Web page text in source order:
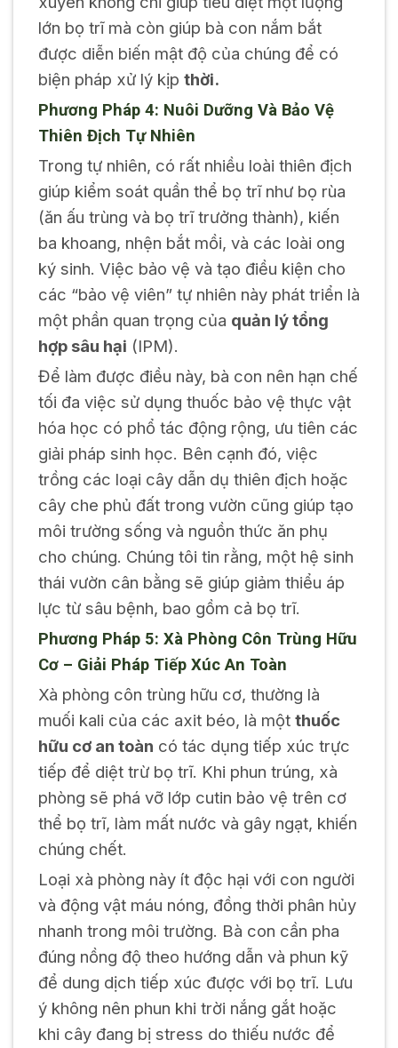
lớn bọ trĩ mà còn giúp bà con nắm bắt
được diễn biến mật độ của chúng để có
biện pháp xử lý kịp thời.
Phương Pháp 4: Nuôi Dưỡng Và Bảo Vệ
Thiên Địch Tự Nhiên
Trong tự nhiên, có rất nhiều loài thiên địch
giúp kiểm soát quần thể bọ trĩ như bọ rùa
(ăn ấu trùng và bọ trĩ trưởng thành), kiến
ba khoang, nhện bắt mồi, và các loài ong
ký sinh. Việc bảo vệ và tạo điều kiện cho
các “bảo vệ viên” tự nhiên này phát triển là
một phần quan trọng của quản lý tổng
hợp sâu hại (IPM).
Để làm được điều này, bà con nên hạn chế
tối đa việc sử dụng thuốc bảo vệ thực vật
hóa học có phổ tác động rộng, ưu tiên các
giải pháp sinh học. Bên cạnh đó, việc
trồng các loại cây dẫn dụ thiên địch hoặc
cây che phủ đất trong vườn cũng giúp tạo
môi trường sống và nguồn thức ăn phụ
cho chúng. Chúng tôi tin rằng, một hệ sinh
thái vườn cân bằng sẽ giúp giảm thiểu áp
lực từ sâu bệnh, bao gồm cả bọ trĩ.
Phương Pháp 5: Xà Phòng Côn Trùng Hữu
Cơ – Giải Pháp Tiếp Xúc An Toàn
Xà phòng côn trùng hữu cơ, thường là
muối kali của các axit béo, là một thuốc
hữu cơ an toàn có tác dụng tiếp xúc trực
tiếp để diệt trừ bọ trĩ. Khi phun trúng, xà
phòng sẽ phá vỡ lớp cutin bảo vệ trên cơ
thể bọ trĩ, làm mất nước và gây ngạt, khiến
chúng chết.
Loại xà phòng này ít độc hại với con người
và động vật máu nóng, đồng thời phân hủy
nhanh trong môi trường. Bà con cần pha
đúng nồng độ theo hướng dẫn và phun kỹ
để dung dịch tiếp xúc được với bọ trĩ. Lưu
ý không nên phun khi trời nắng gắt hoặc
khi cây đang bị stress do thiếu nước để